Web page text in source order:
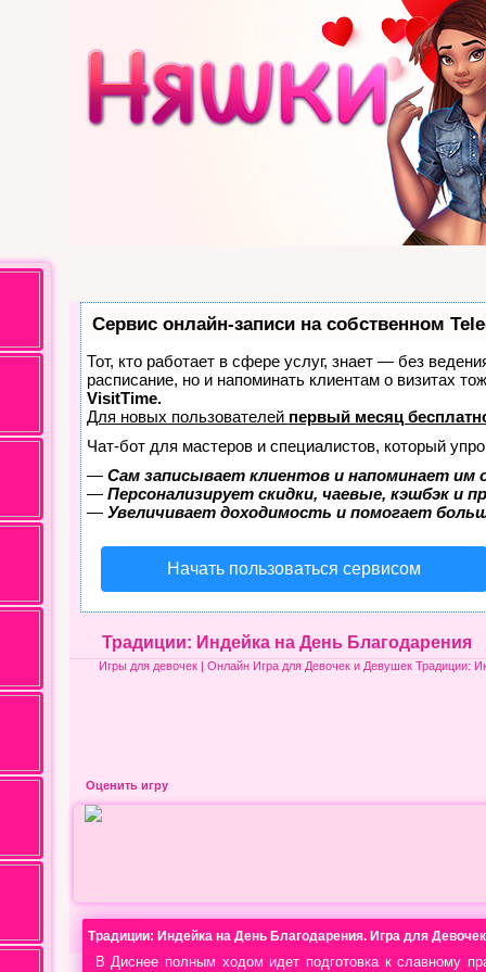
Сервис онлайн-записи на собственном
Тот, кто работает в сфере услуг, знает — без
расписание, но и напоминать клиентам о визитах
VisitTime.
Для новых пользователей первый месяц
Чат-бот для мастеров и специалистов, который
— Сам записывает клиентов и напоминает им
— Персонализирует скидки, чаевые, кэшбэк и
— Увеличивает доходимость и помогает
Начать пользоваться сервисом
Традиции: Индейка на День Благодарения
Игры для девочек| Онлайн Игра для Девочек и Девушек Традиции:
Оценить игру
Традиции: Индейка на День Благодарения. Игра для Девочек
В Диснее полным ходом идет подготовка к славному